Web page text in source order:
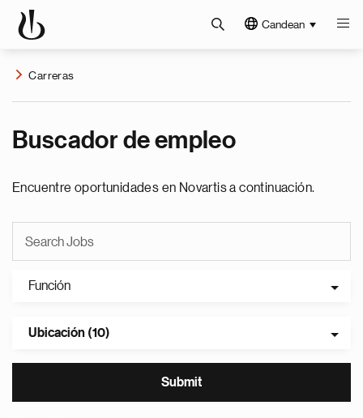
Candean
Carreras
Buscador de empleo
Encuentre oportunidades en Novartis a continuación.
Función
Ubicación (10)